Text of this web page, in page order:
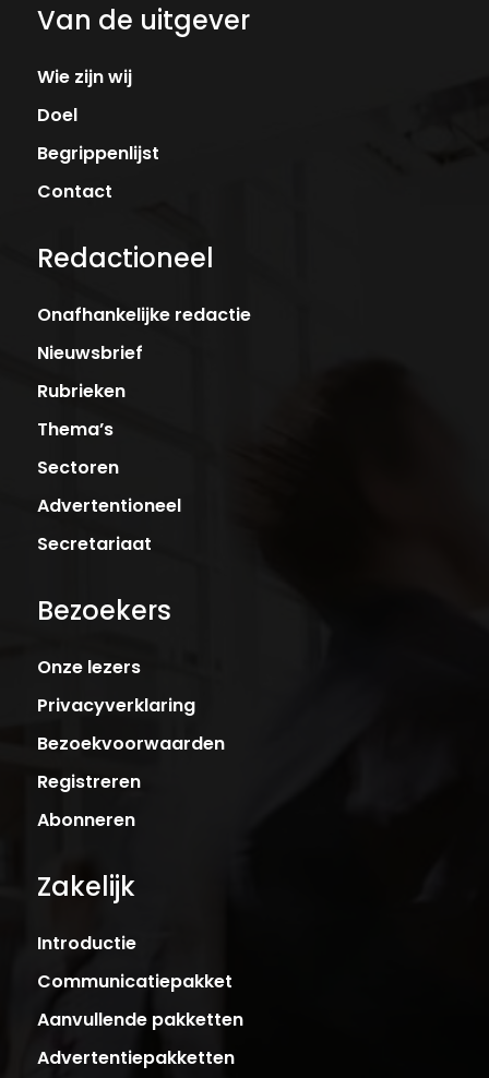
Van de uitgever
Wie zijn wij
Doel
Begrippenlijst
Contact
Redactioneel
Onafhankelijke redactie
Nieuwsbrief
Rubrieken
Thema’s
Sectoren
Advertentioneel
Secretariaat
Bezoekers
Onze lezers
Privacyverklaring
Bezoekvoorwaarden
Registreren
Abonneren
Zakelijk
Introductie
Communicatiepakket
Aanvullende pakketten
Advertentiepakketten